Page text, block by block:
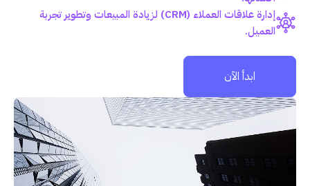
إدارة علاقات العملاء (CRM) لزيادة المبيعات وتطوير تجربة
العميل.
ابدأ الآن